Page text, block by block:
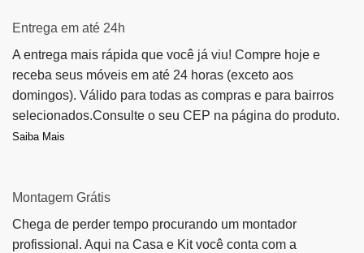
Entrega em até 24h
A entrega mais rápida que você já viu! Compre hoje e
receba seus móveis em até 24 horas (exceto aos
domingos). Válido para todas as compras e para bairros
selecionados.Consulte o seu CEP na página do produto.
Saiba Mais
Montagem Grátis
Chega de perder tempo procurando um montador
profissional. Aqui na Casa e Kit você conta com a